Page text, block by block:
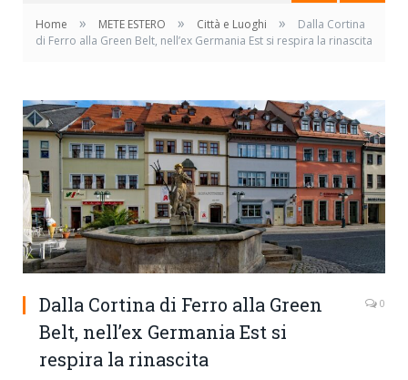
Home » METE ESTERO » Città e Luoghi »
Dalla Cortina
di Ferro alla Green Belt, nell’ex Germania Est si respira la rinascita
Dalla Cortina di Ferro alla Green
Belt, nell’ex Germania Est si
respira la rinascita
0